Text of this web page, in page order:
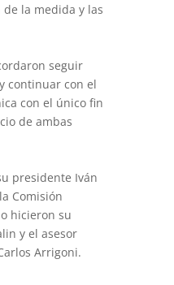
de la medida y las
seguir
continuar con el
con el único fin
de ambas
presidente Iván
Comisión
hicieron su
y el asesor
Arrigoni.